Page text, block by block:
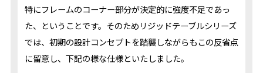
特にフレームのコーナー部分が決定的に強度不足であっ
た、ということです。そのためリジッドテーブルシリーズ
では、初期の設計コンセプトを踏襲しながらもこの反省点
に留意し、下記の様な仕様といたしました。